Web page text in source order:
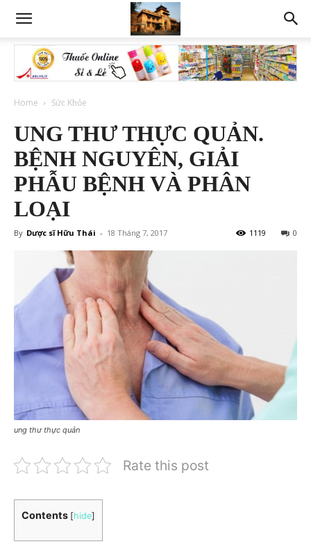
Home Sức Khỏe
UNG THƯ THỰC QUẢN.
BỆNH NGUYÊN, GIẢI
PHẪU BỆNH VÀ PHÂN
LOẠI
By Dược sĩ Hữu Thái - 18 Tháng 7, 2017 0
1119
ung thư thực quản
Rate this post
Contents [hide]